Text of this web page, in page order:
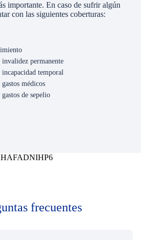
importante. En caso de sufrir algún
con las siguientes coberturas:
permanente
temporal
médicos
de sepelio
frecuentes